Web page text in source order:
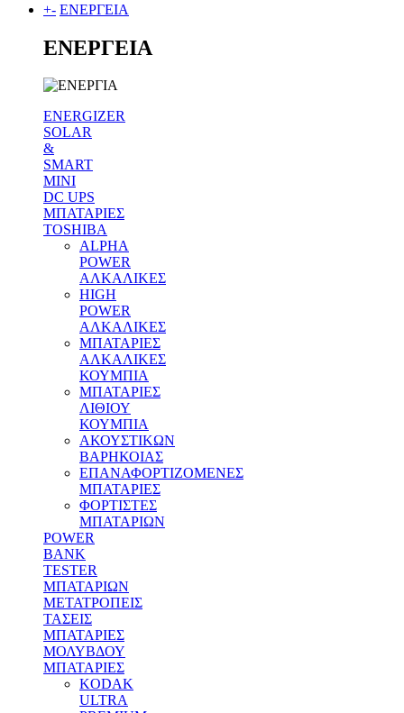
+- ΕΝΕΡΓΕΙΑ
ΕΝΕΡΓΕΙΑ
ENERGIZER
SOLAR
&
SMART
MINI
DC UPS
MΠΑΤΑΡΙΕΣ
TOSHIBA
ALPHA
POWER
ΑΛΚΑΛΙΚΕΣ
HIGH
POWER
ΑΛΚΑΛΙΚΕΣ
MΠΑΤΑΡΙΕΣ
ΑΛΚΑΛΙΚΕΣ
ΚΟΥΜΠΙΑ
MΠΑΤΑΡΙΕΣ
ΛΙΘΙΟΥ
ΚΟΥΜΠΙΑ
ΑΚΟΥΣΤΙΚΩΝ
ΒΑΡΗΚΟΙΑΣ
ΕΠΑΝΑΦΟΡΤΙΖΟΜΕΝΕΣ
ΜΠΑΤΑΡΙΕΣ
ΦΟΡΤΙΣΤΕΣ
ΜΠΑΤΑΡΙΩΝ
POWER
BANK
TESTER
ΜΠΑΤΑΡΙΩΝ
ΜΕΤΑΤΡΟΠΕΙΣ
ΤΑΣΕΙΣ
ΜΠΑΤΑΡΙΕΣ
ΜΟΛΥΒΔΟΥ
MΠΑΤΑΡΙΕΣ
KODAK
ULTRA